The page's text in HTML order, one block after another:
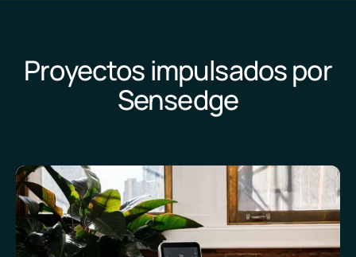
Proyectos impulsados por
Sensedge